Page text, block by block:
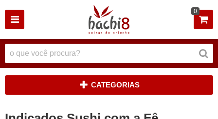
0
CATEGORIAS